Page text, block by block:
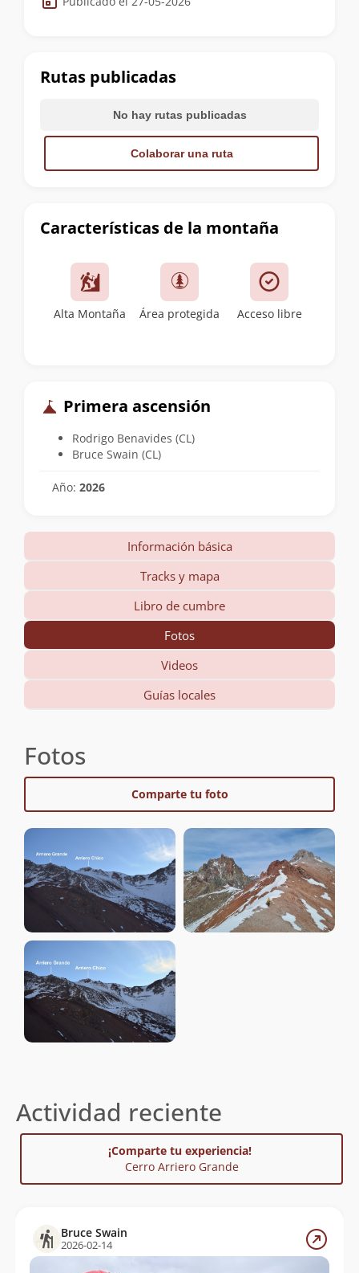
de
cumbre
Características de la montaña
Alta Montaña Área protegida Acceso libre
Primera ascensión
Rodrigo Benavides (CL)
Bruce Swain (CL)
Año: 2026
Rutas publicadas
No hay rutas publicadas
Colaborar una ruta
Información básica
Tracks y mapa
Libro de cumbre
Fotos
Videos
Guías locales
Fotos
Comparte tu foto
Actividad reciente
¡Comparte tu experiencia!
Cerro Arriero Grande
Bruce Swain
2026-02-14